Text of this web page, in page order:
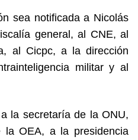
sea notificada a Nicolás
general, al CNE, al
al Cicpc, a la dirección
militar y al
la secretaría de la ONU,
la OEA, a la presidencia